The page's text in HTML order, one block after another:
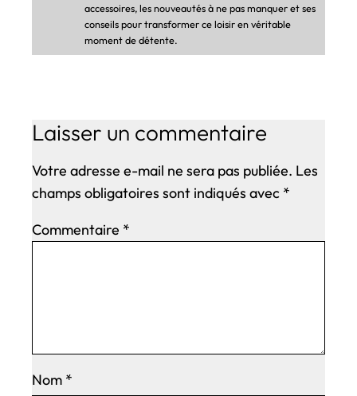
accessoires, les nouveautés à ne pas manquer et ses
conseils pour transformer ce loisir en véritable
moment de détente.
Laisser un commentaire
Votre adresse e-mail ne sera pas publiée. Les
champs obligatoires sont indiqués avec *
Commentaire *
Nom *